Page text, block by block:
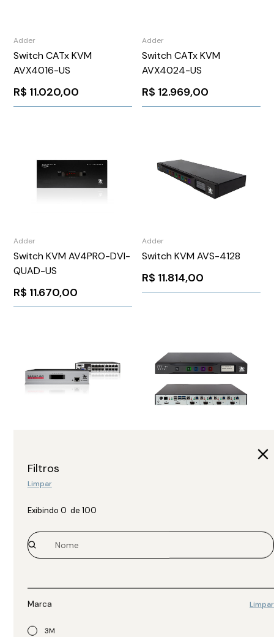
Filtros
Limpar
Exibindo 0 de 100
Marca Limpar
3M
Adder
Switch CATx KVM
AVX4016-US
R$ 11.020,00
Adder
Switch CATx KVM
AVX4024-US
R$ 12.969,00
Adder
Switch KVM AV4PRO-DVI-
QUAD-US
R$ 11.670,00
Adder
Switch KVM AVS-4128
R$ 11.814,00